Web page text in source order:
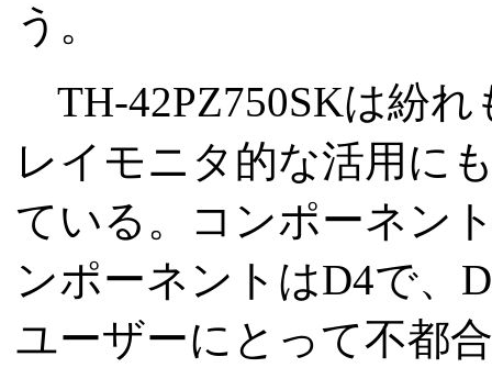
う。
TH-42PZ750SKは紛
レイモニタ的な活用に
ている。コンポーネン
ンポーネントはD4で、
ユーザーにとって不都